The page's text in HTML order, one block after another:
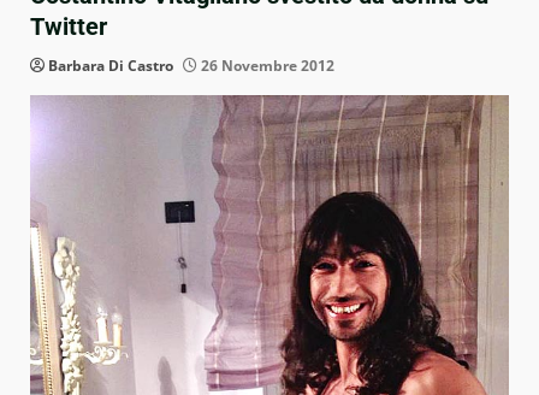
Twitter
Barbara Di Castro 26 Novembre 2012